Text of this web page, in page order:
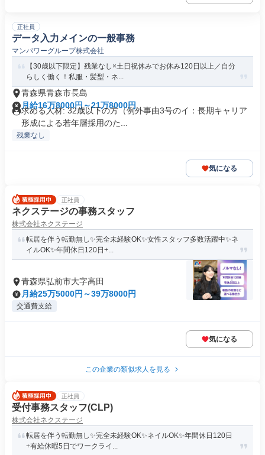
正社員
データ入力メインの一般事務
マンパワーグループ株式会社
【30歳以下限定】残業なし×土日祝休みでお休み120日以上／自分
らしく働く！私服・髪型・ネ...
青森県青森市長島
月給16万8000円～21万8000円
求める人材: 32歳以下の方（例外事由3号のイ：長期キャリア
形成による若年層採用のた...
残業なし
気になる
正社員
ネクステージの事務スタッフ
株式会社ネクステージ
転居を伴う転勤無し✨完全未経験OK✨女性スタッフ多数活躍中✨ネ
イルOK✨年間休日120日+...
青森県弘前市大字高田
月給25万5000円～39万8000円
交通費支給
気になる
この企業の類似求人を見る
正社員
受付事務スタッフ(CLP)
株式会社ネクステージ
転居を伴う転勤無し✨完全未経験OK✨ネイルOK✨年間休日120日
+有給休暇5日でワークライ...